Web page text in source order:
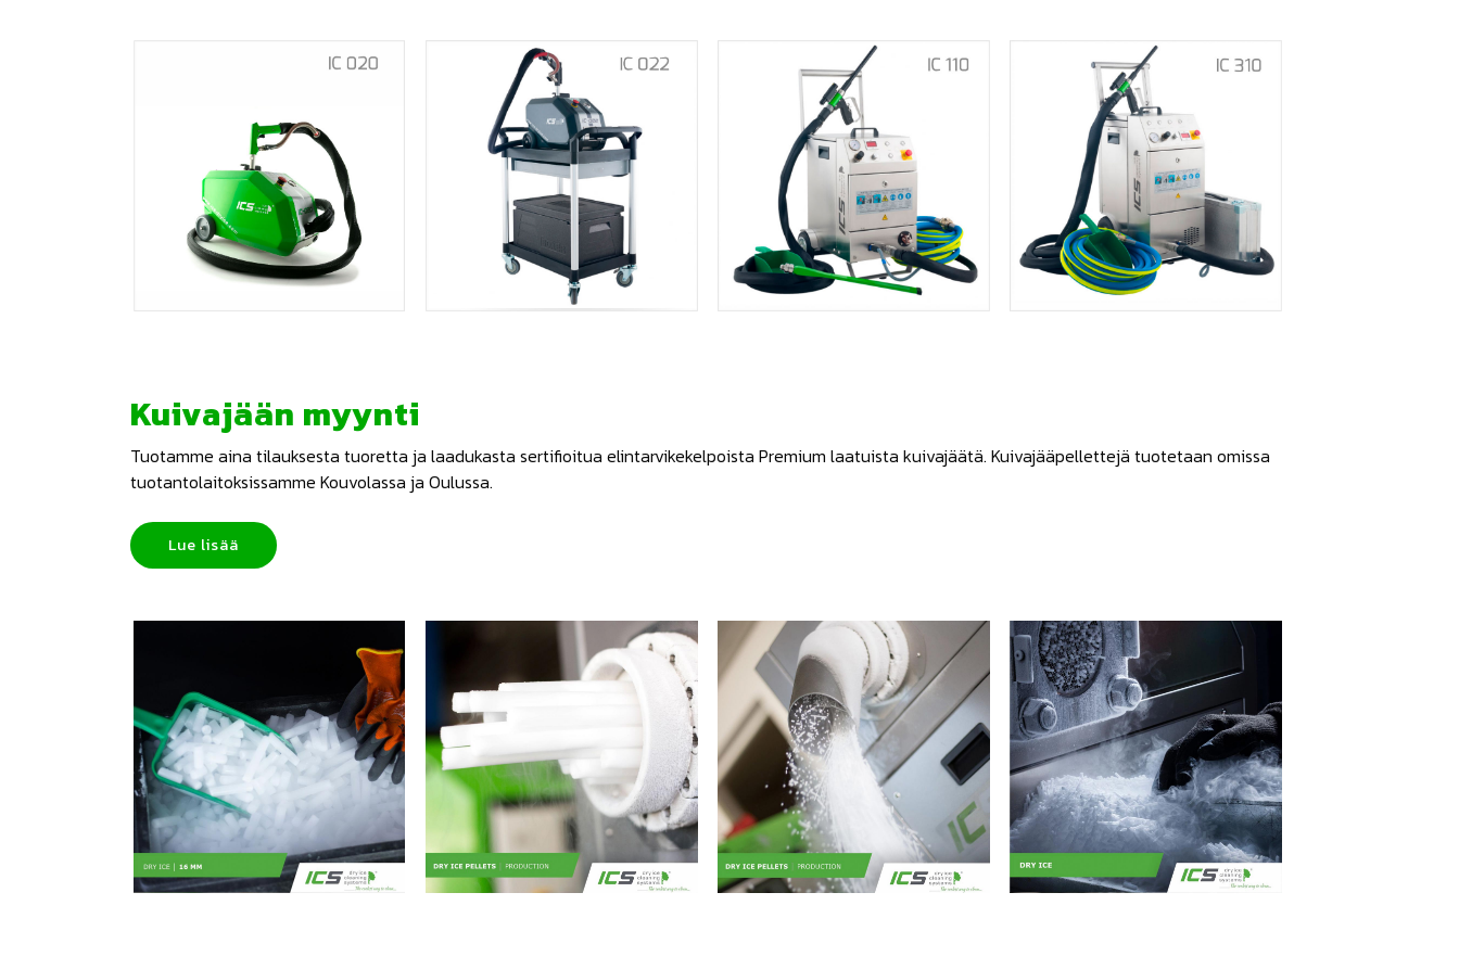
Kuivajään myynti
Tuotamme aina tilauksesta tuoretta ja laadukasta sertifioitua elintarvikekelpoista Premium laatuista kuivajäätä. Kuivajääpellettejä tuotetaan omissa
tuotantolaitoksissamme Kouvolassa ja Oulussa.
Lue lisää